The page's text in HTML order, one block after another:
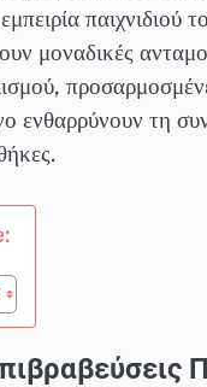
μοναδικές
ενθαρρύνουν τη